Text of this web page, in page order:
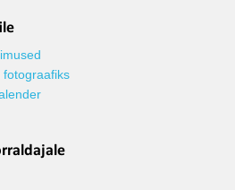
fotograafiks